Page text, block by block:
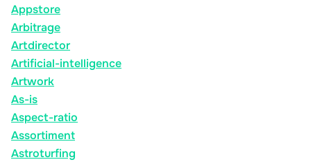
Appstore
Arbitrage
Artdirector
Artificial-intelligence
Artwork
As-is
Aspect-ratio
Assortiment
Astroturfing